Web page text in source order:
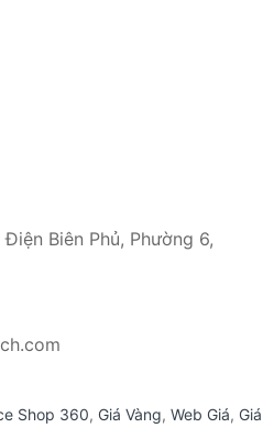
Điện Biên Phủ, Phường 6,
Shop 360, Giá Vàng, Web Giá, Giá